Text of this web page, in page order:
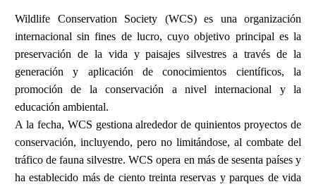
Wildlife Conservation Society (WCS) es una organización
internacional sin fines de lucro, cuyo objetivo principal es la
preservación de la vida y paisajes silvestres a través de la
generación y aplicación de conocimientos científicos, la
promoción de la conservación a nivel internacional y la
educación ambiental.
A la fecha, WCS gestiona alrededor de quinientos proyectos de
conservación, incluyendo, pero no limitándose, al combate del
tráfico de fauna silvestre. WCS opera en más de sesenta países y
ha establecido más de ciento treinta reservas y parques de vida